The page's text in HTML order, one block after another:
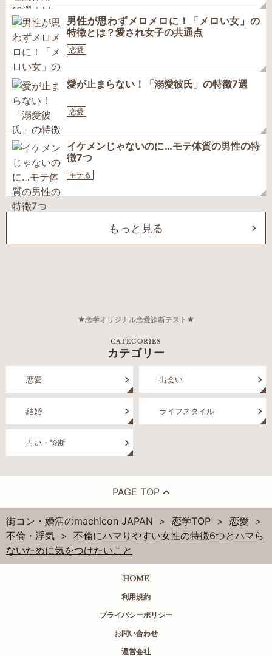
男性が思わずメロメロに！「メロい女」の
特徴とは？愛され女子の共通点
恋愛
愛が止まらない！「溺愛彼氏」の特徴7選
恋愛
イケメンじゃないのに…モテ体質の男性の特
徴7つ
モテる
もっと見る
恋学オリジナル恋愛診断テスト
CATEGORIES
カテゴリー
恋愛 出会い
結婚 ライフスタイル
占い・診断
PAGE TOP
街コン・婚活のmachicon JAPAN 恋学TOP
恋愛
不倫・浮気
不倫にハマりやすい女性の特徴6つとハマら
ないために気をつけたいこと
HOME
利用規約
プライバシーポリシー
お問い合わせ
運営会社